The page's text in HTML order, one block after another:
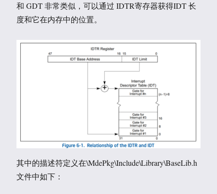
和 GDT 非常类似，可以通过 IDTR寄存器获得IDT 长
度和它在内存中的位置。
其中的描述符定义在\MdePkg\Include\Library\BaseLib.h
文件中如下：